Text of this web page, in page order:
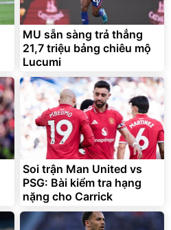
MU sẵn sàng trả thẳng
21,7 triệu bảng chiêu mộ
Lucumi
Soi trận Man United vs
PSG: Bài kiểm tra hạng
nặng cho Carrick